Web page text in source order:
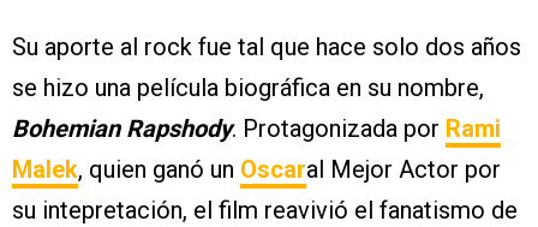
Su aporte al rock fue tal que hace solo dos años
se hizo una película biográfica en su nombre,
Bohemian Rapshody. Protagonizada por Rami
Malek, quien ganó un Oscaral Mejor Actor por
su intepretación, el film reavivió el fanatismo de